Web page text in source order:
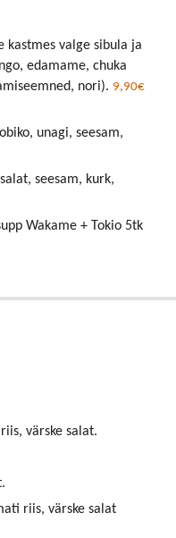
kastmes valge sibula ja
edamame, chuka
nori). 9,90€
unagi, seesam,
seesam, kurk,
Wakame + Tokio 5tk
värske salat.
riis, värske salat